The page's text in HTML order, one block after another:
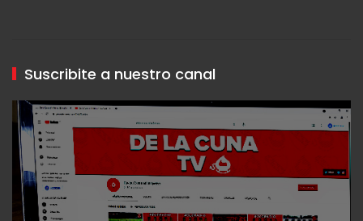
Suscribite a nuestro canal